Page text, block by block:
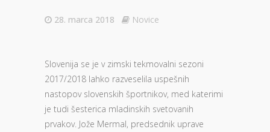
28. marca 2018 Novice
Slovenija se je v zimski tekmovalni sezoni
2017/2018 lahko razveselila uspešnih
nastopov slovenskih športnikov, med katerimi
je tudi šesterica mladinskih svetovanih
prvakov. Jože Mermal, predsednik uprave